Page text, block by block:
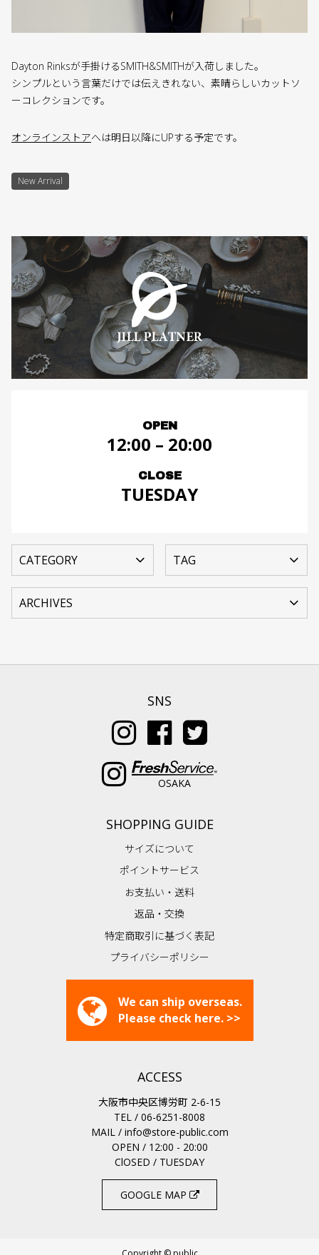
Dayton Rinksが手掛けるSMITH&SMITHが入荷しました。
シンプルという言葉だけでは伝えきれない、素晴らしいカットソ
ーコレクションです。
オンラインストアへは明日以降にUPする予定です。
New Arrival
OPEN
12:00 – 20:00
CLOSE
TUESDAY
SNS
OSAKA
SHOPPING GUIDE
サイズについて
ポイントサービス
お支払い・送料
返品・交換
特定商取引に基づく表記
プライバシーポリシー
We can ship overseas.
Please check here. >>
ACCESS
大阪市中央区博労町 2-6-15
TEL / 06-6251-8008
MAIL / info@store-public.com
OPEN / 12:00 - 20:00
ClOSED / TUESDAY
GOOGLE MAP